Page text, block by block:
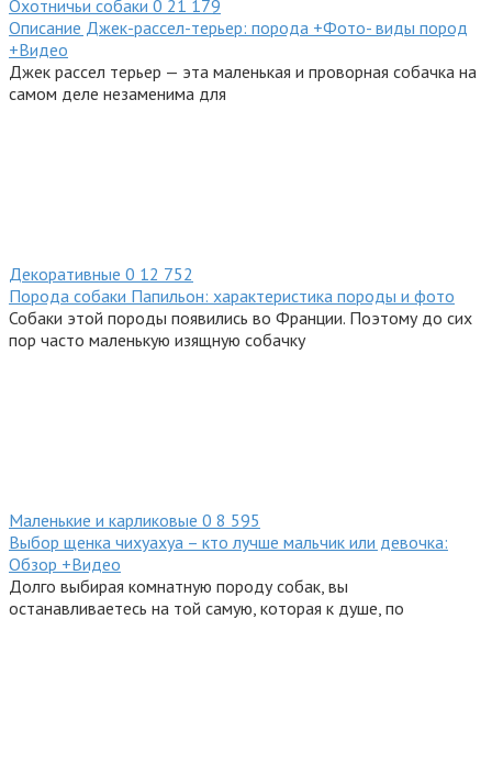
Охотничьи собаки 0 21 179
Описание Джек-рассел-терьер: порода +Фото- виды пород
+Видео
Джек рассел терьер — эта маленькая и проворная собачка на
самом деле незаменима для
Декоративные 0 12 752
Порода собаки Папильон: характеристика породы и фото
Собаки этой породы появились во Франции. Поэтому до сих
пор часто маленькую изящную собачку
Маленькие и карликовые 0 8 595
Выбор щенка чихуахуа – кто лучше мальчик или девочка:
Обзор +Видео
Долго выбирая комнатную породу собак, вы
останавливаетесь на той самую, которая к душе, по